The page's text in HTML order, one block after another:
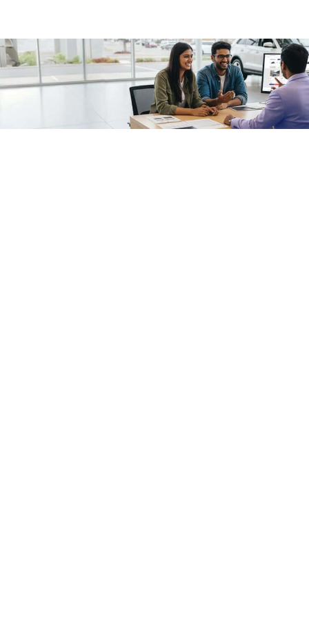
/fragments/plp-details